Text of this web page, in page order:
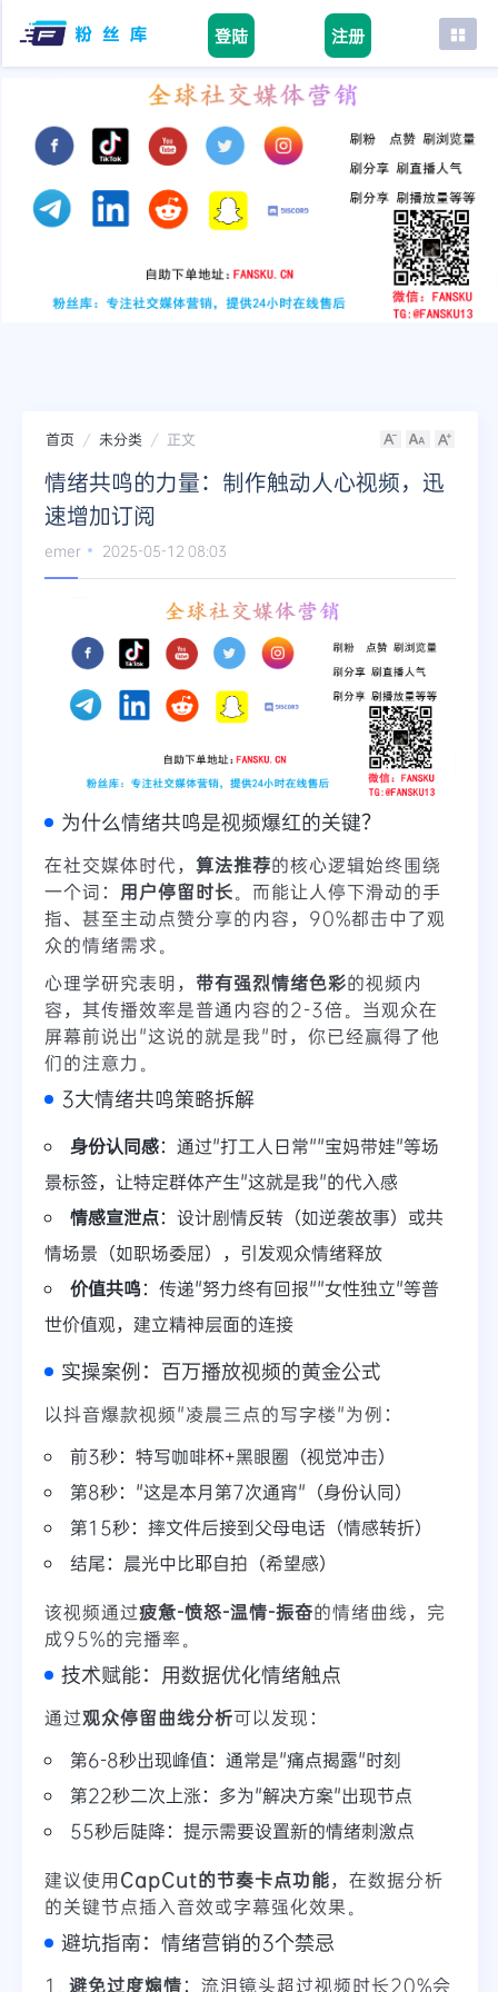
登陆 注册
首页
tiktok
youtube
instagram
首页 未分类 正文
情绪共鸣的力量：制作触动人心视频，迅
速增加订阅
emer 2025-05-12 08:03
为什么情绪共鸣是视频爆红的关键？
在社交媒体时代， 算法推荐的核心逻辑始终围绕
一个词： 用户停留时长。而能让人停下滑动的手
指、甚至主动点赞分享的内容，90%都击中了观
众的情绪需求。
心理学研究表明， 带有强烈情绪色彩的视频内
容，其传播效率是普通内容的2-3倍。当观众在
屏幕前说出"这说的就是我"时，你已经赢得了他
们的注意力。
3大情绪共鸣策略拆解
身份认同感：通过"打工人日常""宝妈带娃"等场
景标签，让特定群体产生"这就是我"的代入感
情感宣泄点：设计剧情反转（如逆袭故事）或共
情场景（如职场委屈），引发观众情绪释放
价值共鸣：传递"努力终有回报""女性独立"等普
世价值观，建立精神层面的连接
实操案例：百万播放视频的黄金公式
以抖音爆款视频"凌晨三点的写字楼"为例：
前3秒：特写咖啡杯+黑眼圈（视觉冲击）
第8秒："这是本月第7次通宵"（身份认同）
第15秒：摔文件后接到父母电话（情感转折）
结尾：晨光中比耶自拍（希望感）
该视频通过疲惫-愤怒-温情-振奋的情绪曲线，完
成95%的完播率。
技术赋能：用数据优化情绪触点
通过观众停留曲线分析可以发现：
第6-8秒出现峰值：通常是"痛点揭露"时刻
第22秒二次上涨：多为"解决方案"出现节点
55秒后陡降：提示需要设置新的情绪刺激点
建议使用CapCut的节奏卡点功能，在数据分析
的关键节点插入音效或字幕强化效果。
避坑指南：情绪营销的3个禁忌
1. 避免过度煽情：流泪镜头超过视频时长20%会